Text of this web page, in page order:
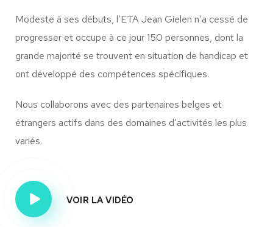
Modeste à ses débuts, l’ETA Jean Gielen n’a cessé de
progresser et occupe à ce jour 150 personnes, dont la
grande majorité se trouvent en situation de handicap et
ont développé des compétences spécifiques.
Nous collaborons avec des partenaires belges et
étrangers actifs dans des domaines d’activités les plus
variés.
VOIR LA VIDÉO